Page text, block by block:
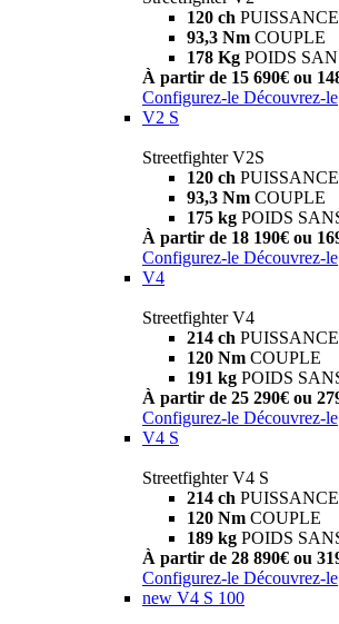
120 ch PUISSANCE
93,3 Nm COUPLE
178 Kg POIDS
À partir de 15 690€ ou
Configurez-le Découvrez-le
V2 S
Streetfighter V2S
120 ch PUISSANCE
93,3 Nm COUPLE
175 kg POIDS
À partir de 18 190€ ou
Configurez-le Découvrez-le
V4
Streetfighter V4
214 ch PUISSANCE
120 Nm COUPLE
191 kg POIDS
À partir de 25 290€ ou
Configurez-le Découvrez-le
V4 S
Streetfighter V4 S
214 ch PUISSANCE
120 Nm COUPLE
189 kg POIDS
À partir de 28 890€ ou
Configurez-le Découvrez-le
new V4 S 100